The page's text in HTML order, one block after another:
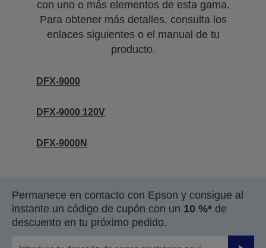
con uno o más elementos de esta gama.
Para obtener más detalles, consulta los
enlaces siguientes o el manual de tu
producto.
DFX-9000
DFX-9000 120V
DFX-9000N
Permanece en contacto con Epson y consigue al
instante un código de cupón con un 10 %* de
descuento en tu próximo pedido.